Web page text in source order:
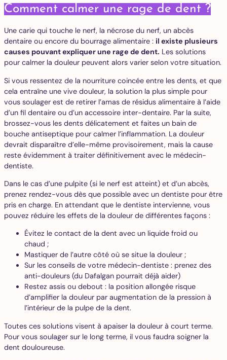
Comment calmer une rage de dent ?
Une carie qui touche le nerf, la nécrose du nerf, un abcès
dentaire ou encore du bourrage alimentaire : il existe plusieurs
causes pouvant expliquer une rage de dent. Les solutions
pour calmer la douleur peuvent alors varier selon votre situation.
Si vous ressentez de la nourriture coincée entre les dents, et que
cela entraîne une vive douleur, la solution la plus simple pour
vous soulager est de retirer l’amas de résidus alimentaire à l’aide
d’un fil dentaire ou d’un accessoire inter-dentaire. Par la suite,
brossez-vous les dents délicatement et faites un bain de
bouche antiseptique pour calmer l’inflammation. La douleur
devrait disparaître d’elle-même provisoirement, mais la cause
reste évidemment à traiter définitivement avec le médecin-
dentiste.
Dans le cas d’une pulpite (si le nerf est atteint) et d’un abcès,
prenez rendez-vous dès que possible avec un dentiste pour être
pris en charge. En attendant que le dentiste intervienne, vous
pouvez réduire les effets de la douleur de différentes façons :
Évitez le contact de la dent avec un liquide froid ou
chaud ;
Mastiquer de l’autre côté où se situe la douleur ;
Sur les conseils de votre médecin-dentiste : prenez des
anti-douleurs (du Dafalgan pourrait déjà aider)
Restez assis ou debout : la position allongée risque
d’amplifier la douleur par augmentation de la pression à
l’intérieur de la pulpe de la dent.
Toutes ces solutions visent à apaiser la douleur à court terme.
Pour vous soulager sur le long terme, il vous faudra soigner la
dent douloureuse.